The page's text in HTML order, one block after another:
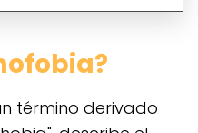
término derivado